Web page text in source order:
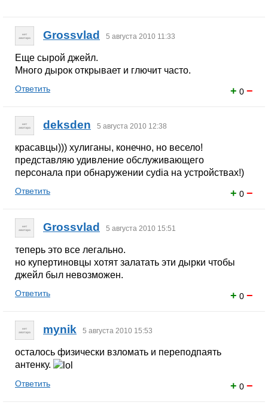
Grossvlad 5 августа 2010 11:33
Еще сырой джейл.
Много дырок открывает и глючит часто.
+ 0 −
Ответить
deksden 5 августа 2010 12:38
красавцы))) хулиганы, конечно, но весело!
представляю удивление обслуживающего
персонала при обнаружении cydia на устройствах!)
+ 0 −
Ответить
Grossvlad 5 августа 2010 15:51
теперь это все легально.
но купертиновцы хотят залатать эти дырки чтобы
джейл был невозможен.
+ 0 −
Ответить
mynik 5 августа 2010 15:53
осталось физически взломать и переподпаять
антенку.
+ 0 −
Ответить